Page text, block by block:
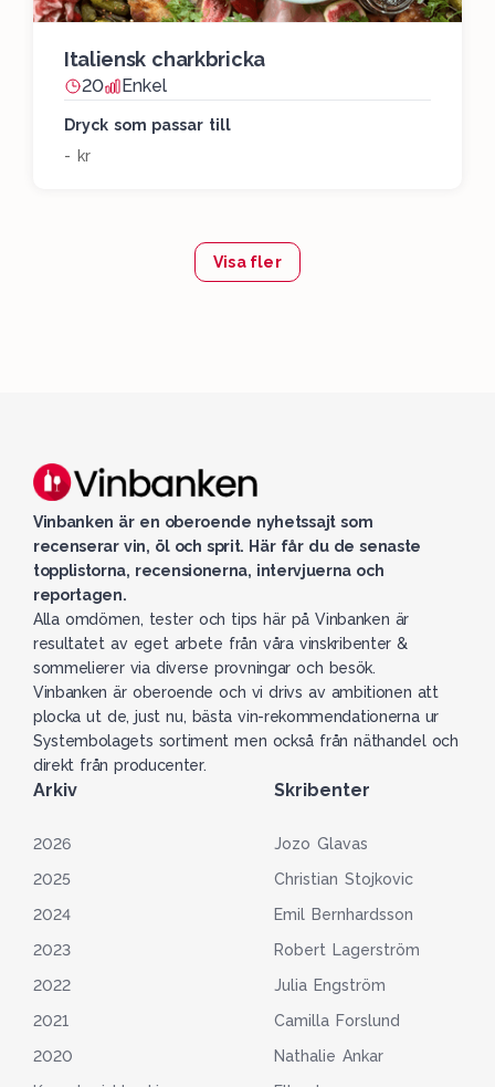
Italiensk charkbricka
20 Enkel
Dryck som passar till
- kr
Visa fler
Vinbanken är en oberoende nyhetssajt som
recenserar vin, öl och sprit. Här får du de senaste
topplistorna, recensionerna, intervjuerna och
reportagen.
Alla omdömen, tester och tips här på Vinbanken är
resultatet av eget arbete från våra vinskribenter &
sommelierer via diverse provningar och besök.
Vinbanken är oberoende och vi drivs av ambitionen att
plocka ut de, just nu, bästa vin-rekommendationerna ur
Systembolagets sortiment men också från näthandel och
direkt från producenter.
Arkiv
2026
2025
2024
2023
2022
2021
2020
Skribenter
Jozo Glavas
Christian Stojkovic
Emil Bernhardsson
Robert Lagerström
Julia Engström
Camilla Forslund
Nathalie Ankar